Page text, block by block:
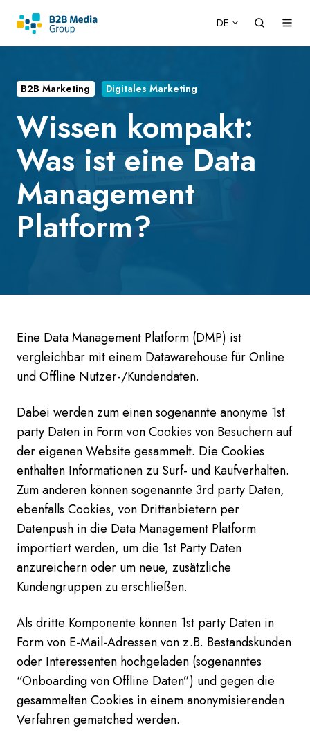
DE
B2B Marketing Digitales Marketing
Wissen kompakt:
Was ist eine Data
Management
Platform?
Eine Data Management Platform (DMP) ist
vergleichbar mit einem Datawarehouse für Online
und Offline Nutzer-/Kundendaten.
Dabei werden zum einen sogenannte anonyme 1st
party Daten in Form von Cookies von Besuchern auf
der eigenen Website gesammelt. Die Cookies
enthalten Informationen zu Surf- und Kaufverhalten.
Zum anderen können sogenannte 3rd party Daten,
ebenfalls Cookies, von Drittanbietern per
Datenpush in die Data Management Platform
importiert werden, um die 1st Party Daten
anzureichern oder um neue, zusätzliche
Kundengruppen zu erschließen.
Als dritte Komponente können 1st party Daten in
Form von E-Mail-Adressen von z.B. Bestandskunden
oder Interessenten hochgeladen (sogenanntes
“Onboarding von Offline Daten”) und gegen die
gesammelten Cookies in einem anonymisierenden
Verfahren gematched werden.